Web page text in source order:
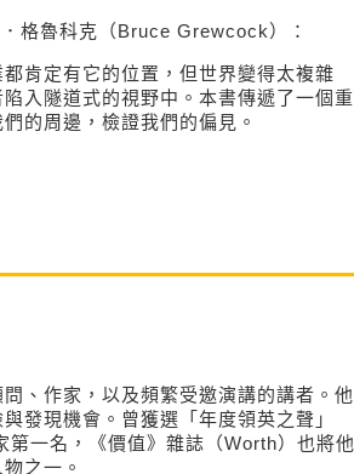
魯科克（Bruce Grewcock）：
定有它的位置，但世界變得太複雜
入隧道式的視野中。本書傳遞了一個重
的周邊，檢證我們的偏見。
作家，以及頻繁受邀演講的講者。他
發現機會。曾獲選「年度領英之聲」
第一名，《價值》雜誌（Worth）也將他
之一。